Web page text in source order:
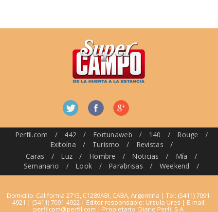
Perfil.com / 442 / Fortunaweb / 140 / Rouge
/
Exitoína
/ Turismo / Revistas
/
Caras
/ Luz / Hombre / Noticias / Mía
/
Semanario
/ Look / Parabrisas / Weekend /
Domicilio: California 2715, C1289ABI, CABA, Argentina | Tel: (5411) 7091-
4921 | (5411) 7091-4922 | Editor responsable: Ursula Ures | E-mail:
perfilcom@perfil.com | Propietario: Diario Perfil S.A.